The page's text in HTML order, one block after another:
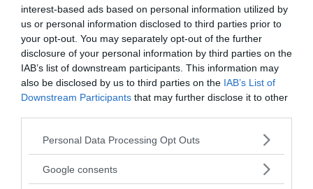
interest-based ads based on personal information utilized by
us or personal information disclosed to third parties prior to
your opt-out. You may separately opt-out of the further
disclosure of your personal information by third parties on the
IAB’s list of downstream participants. This information may
also be disclosed by us to third parties on the IAB’s List of
Downstream Participants that may further disclose it to other
Please note that this website/app uses one or more Google
not limited to your visit or usage behaviour. You may click to
Personal Data Processing Opt Outs
Google consents
Få NewsVoice nyhets-mail
ANNONSER